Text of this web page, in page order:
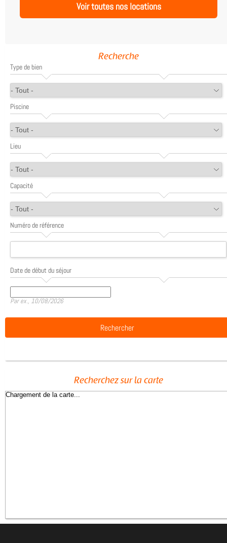
Recherche
Type de bien
Piscine
Lieu
Capacité
Numéro de référence
Date de début du séjour
Date
Par ex., 10/08/2026
Recherchez sur la carte
Chargement de la carte...
Voir toutes nos locations